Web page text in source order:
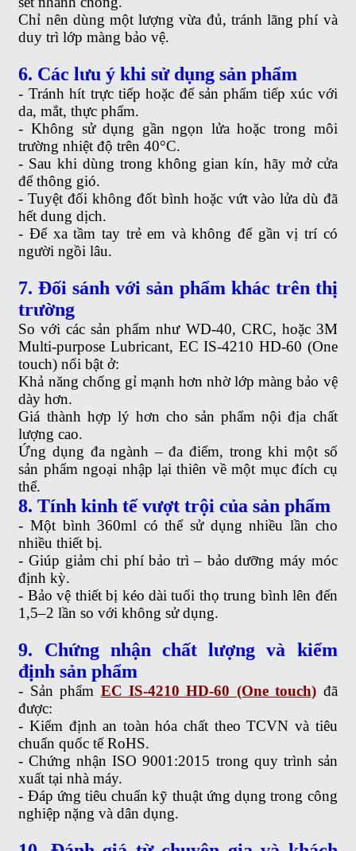
Chỉ nên dùng một lượng vừa đủ, tránh lãng phí và
duy trì lớp màng bảo vệ.
6. Các lưu ý khi sử dụng sản phẩm
- Tránh hít trực tiếp hoặc để sản phẩm tiếp xúc với
da, mắt, thực phẩm.
- Không sử dụng gần ngọn lửa hoặc trong môi
trường nhiệt độ trên 40°C.
- Sau khi dùng trong không gian kín, hãy mở cửa
để thông gió.
- Tuyệt đối không đốt bình hoặc vứt vào lửa dù đã
hết dung dịch.
- Để xa tầm tay trẻ em và không để gần vị trí có
người ngồi lâu.
7. Đối sánh với sản phẩm khác trên thị
trường
So với các sản phẩm như WD-40, CRC, hoặc 3M
Multi-purpose Lubricant, EC IS-4210 HD-60 (One
touch) nổi bật ở:
Khả năng chống gỉ mạnh hơn nhờ lớp màng bảo vệ
dày hơn.
Giá thành hợp lý hơn cho sản phẩm nội địa chất
lượng cao.
Ứng dụng đa ngành – đa điểm, trong khi một số
sản phẩm ngoại nhập lại thiên về một mục đích cụ
thể.
8. Tính kinh tế vượt trội của sản phẩm
- Một bình 360ml có thể sử dụng nhiều lần cho
nhiều thiết bị.
- Giúp giảm chi phí bảo trì – bảo dưỡng máy móc
định kỳ.
- Bảo vệ thiết bị kéo dài tuổi thọ trung bình lên đến
1,5–2 lần so với không sử dụng.
9. Chứng nhận chất lượng và kiểm
định sản phẩm
- Sản phẩm EC IS-4210 HD-60 (One touch) đã
được:
- Kiểm định an toàn hóa chất theo TCVN và tiêu
chuẩn quốc tế RoHS.
- Chứng nhận ISO 9001:2015 trong quy trình sản
xuất tại nhà máy.
- Đáp ứng tiêu chuẩn kỹ thuật ứng dụng trong công
nghiệp nặng và dân dụng.